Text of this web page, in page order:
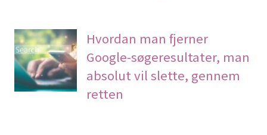
Hvordan man fjerner
Google-søgeresultater, man
absolut vil slette, gennem
retten